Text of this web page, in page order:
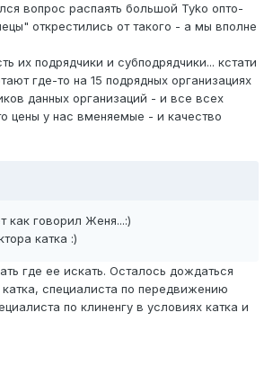
вопрос распаять большой Tyko опто-
открестились от такого - а мы вполне
их подрядчики и субподрядчики... кстати
где-то на 15 подрядных организациях
данных организаций - и все всех
цены у нас вменяемые - и качество
как говорил Женя...:)
катка :)
где ее искать. Осталось дождаться
специалиста по передвижению
по клиненгу в условиях катка и